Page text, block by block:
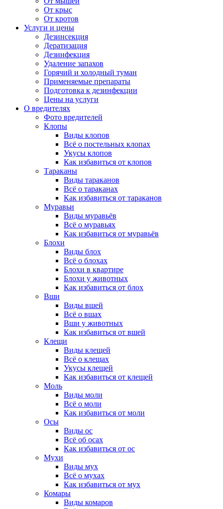
От крыс
От кротов
Услуги и цены
Дезинсекция
Дератизация
Дезинфекция
Удаление запахов
Горячий и холодный туман
Применяемые препараты
Подготовка к дезинфекции
Цены на услуги
О вредителях
Фото вредителей
Клопы
Виды клопов
Всё о постельных клопах
Укусы клопов
Как избавиться от клопов
Тараканы
Виды тараканов
Всё о тараканах
Как избавиться от тараканов
Муравьи
Виды муравьёв
Всё о муравьях
Как избавиться от муравьёв
Блохи
Виды блох
Всё о блохах
Блохи в квартире
Блохи у животных
Как избавиться от блох
Вши
Виды вшей
Всё о вшах
Вши у животных
Как избавиться от вшей
Клещи
Виды клещей
Всё о клещах
Укусы клещей
Как избавиться от клещей
Моль
Виды моли
Всё о моли
Как избавиться от моли
Осы
Виды ос
Всё об осах
Как избавиться от ос
Мухи
Виды мух
Всё о мухах
Как избавиться от мух
Комары
Виды комаров